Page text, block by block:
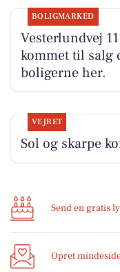
BOLIGMARKED
Vesterlundvej
kommet til salg
boligerne her.
VEJRET
Sol og skarpe
Send en gratis
Opret